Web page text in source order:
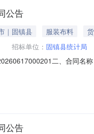
公告
｜固镇县 服装布料
招标单位： 固镇县统计局
二、合同名
六、合同主体信息
公告